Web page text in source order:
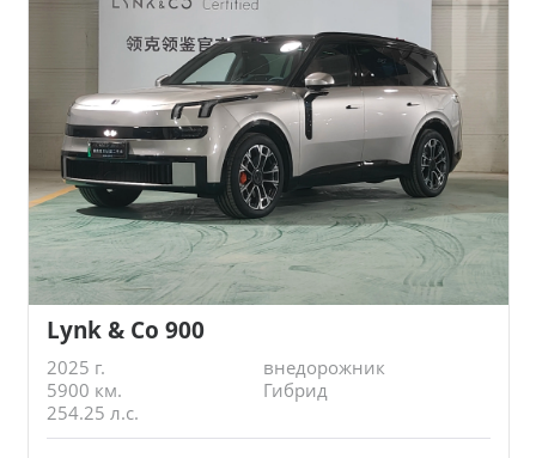
Lynk & Co 900
2025 г.
внедорожник
5900 км.
Гибрид
254.25 л.с.